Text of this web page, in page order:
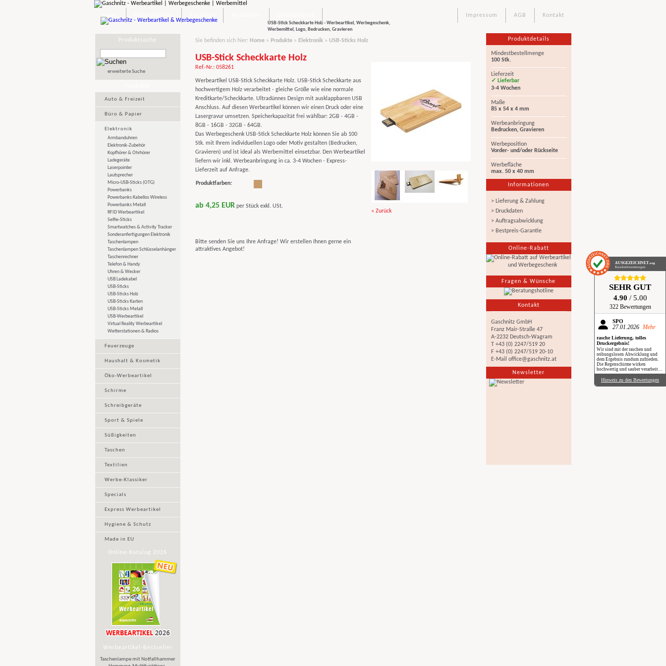
AUSGEZEICHNET.org
Kundenbewertungen
SEHR GUT
4.90 / 5.00
322 Bewertungen
SPÖ
27.01.2026 Mehr
rasche Lieferung, tolles
Druckergebnis!
Wir sind mit der raschen und
reibungslosen Abwicklung und
dem Ergebnis rundum zufrieden.
Die Regenschirme wirken
hochwertig und sauber verarbeitet.
Besonders positiv: Der Druck ist
gestochen scharf, farbintensiv und
auch bei genauerem Hinsehen sehr
Hinweis zu den Bewertungen
USB-Stick Scheckkarte Holz - Werbeartikel, Werbegeschenk,
Werbemittel, Logo, Bedrucken, Gravieren
Kontakt
AGB
Impressum
Produktsuche
erweiterte Suche
Auto & Freizeit
Büro & Papier
Elektronik
Armbanduhren
Elektronik-Zubehör
Kopfhörer & Ohrhörer
Ladegeräte
Laserpointer
Lautsprecher
Micro-USB-Sticks (OTG)
Powerbanks
Powerbanks Kabellos Wireless
Powerbanks Metall
RFID Werbeartikel
Selfie-Sticks
Smartwatches & Activity Tracker
Sonderanfertigungen Elektronik
Taschenlampen
Taschenlampen Schlüsselanhänger
Taschenrechner
Telefon & Handy
Uhren & Wecker
USB Ladekabel
USB-Sticks
USB-Sticks Holz
USB-Sticks Karten
USB-Sticks Metall
USB-Werbeartikel
Virtual Reality Werbeartikel
Wetterstationen & Radios
Feuerzeuge
Haushalt & Kosmetik
Öko-Werbeartikel
Schirme
Schreibgeräte
Sport & Spiele
Süßigkeiten
Taschen
Textilien
Werbe-Klassiker
Specials
Express Werbeartikel
Hygiene & Schutz
Made in EU
Online-Katalog 2026
Werbeartikel-Bestseller
Taschenlampe mit Notfallhammer
Sie befinden sich hier: Home» Produkte» Elektronik» USB-Sticks Holz
USB-Stick Scheckkarte Holz
Ref.-Nr.: 058261
Werbeartikel USB-Stick Scheckkarte Holz. USB-Stick Scheckkarte aus
hochwertigem Holz verarbeitet - gleiche Größe wie eine normale
Kreditkarte/Scheckkarte. Ultradünnes Design mit ausklappbaren USB
Anschluss. Auf diesen Werbeartikel können wir einen Druck oder eine
Lasergravur umsetzen. Speicherkapazität frei wählbar: 2GB - 4GB -
8GB - 16GB - 32GB - 64GB.
Das Werbegeschenk USB-Stick Scheckkarte Holz können Sie ab 100
Stk. mit Ihrem individuellen Logo oder Motiv gestalten (Bedrucken,
Gravieren) und ist ideal als Werbemittel einsetzbar. Den Werbeartikel
liefern wir inkl. Werbeanbringung in ca. 3-4 Wochen - Express-
Lieferzeit auf Anfrage.
Produktfarben:
ab 4,25 EURper Stück exkl. USt.
Bitte senden Sie uns Ihre Anfrage! Wir erstellen Ihnen gerne ein
attraktives Angebot!
« Zurück
Produktdetails
Mindestbestellmenge
100 Stk.
Lieferzeit
✓ Lieferbar
3-4 Wochen
Maße
85 x 54 x 4 mm
Werbeanbringung
Bedrucken, Gravieren
Werbeposition
Vorder- und/oder Rückseite
Werbefläche
max. 50 x 40 mm
Informationen
> Lieferung & Zahlung
> Druckdaten
> Auftragsabwicklung
> Bestpreis-Garantie
Online-Rabatt
Fragen & Wünsche
Kontakt
Gaschnitz GmbH
Franz Mair-Straße 47
A-2232 Deutsch-Wagram
T +43 (0) 2247/519 20
F +43 (0) 2247/519 20-10
E-Mail office@gaschnitz.at
Newsletter